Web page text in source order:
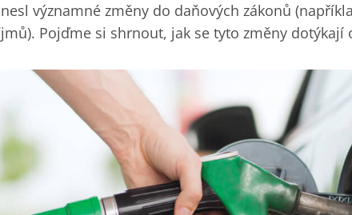
významné změny do daňových zákonů
Pojďme si shrnout, jak se tyto změny